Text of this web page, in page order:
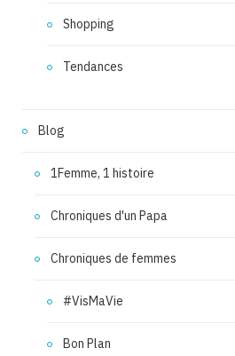
Shopping
Tendances
Blog
1Femme, 1 histoire
Chroniques d'un Papa
Chroniques de femmes
#VisMaVie
Bon Plan